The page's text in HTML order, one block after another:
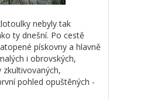
nebyly tak
ty dnešní. Po cestě
pískovny a hlavně
i obrovských,
zkultivovaných,
pohled opuštěných -